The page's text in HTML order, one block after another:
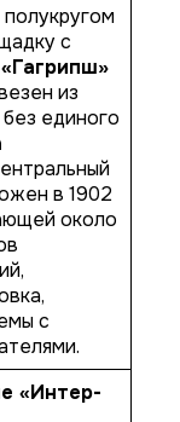
с
из
единого
в 1902
около
с
«Интер-